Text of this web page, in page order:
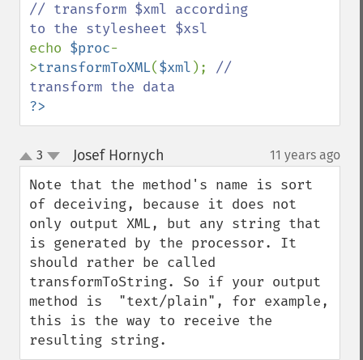
// transform $xml according
echo $proc-
>transformToXML($xml ); //
?>
up
down
3 Josef Hornych 11 years ago
Note that the method's name is sort
of deceiving, because it does not
only output XML, but any string that
is generated by the processor. It
should rather be called
transformToString. So if your output
method is  "text/plain", for example,
this is the way to receive the
resulting string.